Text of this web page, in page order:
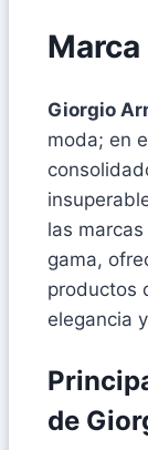
Giorgio
moda; en
las
gama,
productos
elegancia
de